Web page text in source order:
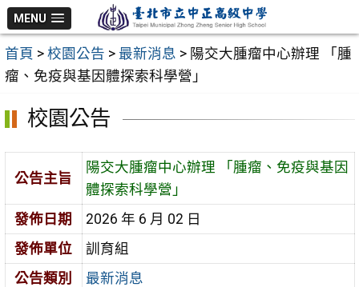
跳
至
主
要
MENU
首頁 > 校園公告 > 最新消息 > 陽交大腫瘤中心辦理 「腫
瘤、免疫與基因體探索科學營」
校園公告
公告主旨
陽交大腫瘤中心辦理 「腫瘤、免疫與基因
體探索科學營」
發佈日期
2026 年 6 月 02 日
發佈單位
訓育組
公告類別
最新消息